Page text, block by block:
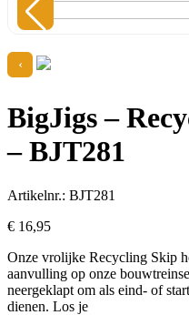
‹
BigJigs –
– BJT281
Artikelnr.: BJT281
€ 16,95
Onze vrolijke Recycling Skip
aanvulling op onze
neergeklapt om als eind- of
dienen. Los je